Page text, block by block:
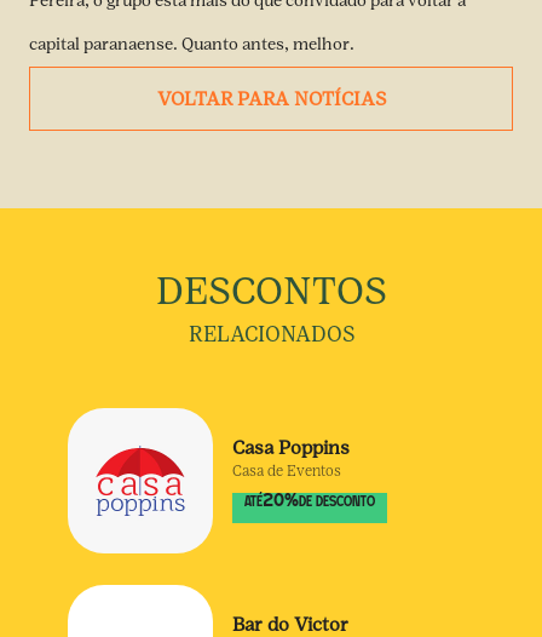
capital paranaense. Quanto antes, melhor.
VOLTAR PARA NOTÍCIAS
DESCONTOS
RELACIONADOS
Casa Poppins
Casa de Eventos
ATÉ20% DE DESCONTO
Bar do Victor